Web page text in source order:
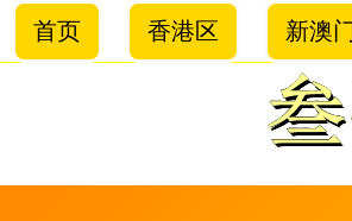
首页 香港区 新澳